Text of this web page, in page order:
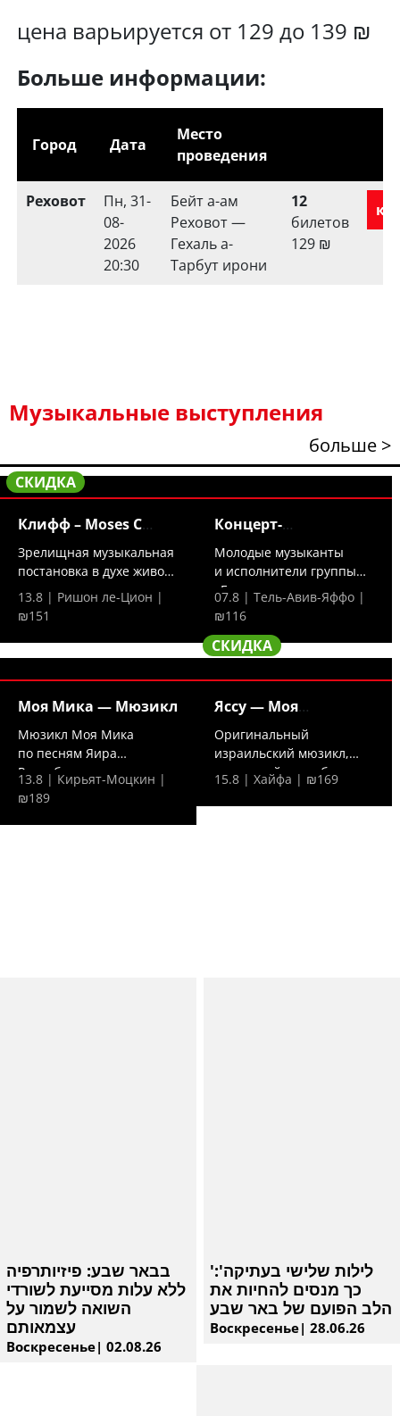
цена варьируется от 129 до 139 ₪
Больше информации:
Город Дата
Место
проведения
Реховот
Пн, 31-
08-
2026
20:30
Бейт а-ам
Реховот —
Гехаль а-
Тарбут ирони
12
билетов
129 ₪
Музыкальные выступления
больше >
СКИДКА
Клифф – Moses C
исполняет
Зрелищная музыкальная
постановка в духе живого
кино —...
13.8 | Ришон ле-Цион |
₪151
Концерт-
посвящение
Молодые музыканты
и исполнители группы
«Гольда» посвящают
свой...
07.8 | Тель-Авив-Яффо |
₪116
Моя Мика — Мюзикл
Мюзикл Моя Мика
по песням Яира
Розенблюма — это
трогательная...
13.8 | Кирьят-Моцкин |
₪189
СКИДКА
Яссу — Моя
греческая
Оригинальный
израильский мюзикл,
сотканный из любимых
греческих...
15.8 | Хайфа | ₪169
בבאר שבע: פיזיותרפיה
ללא עלות מסייעת לשורדי
השואה לשמור על
עצמאותם
Воскресенье| 02.08.26
'לילות שלישי בעתיקה':
כך מנסים להחיות את
הלב הפועם של באר שבע
Воскресенье| 28.06.26